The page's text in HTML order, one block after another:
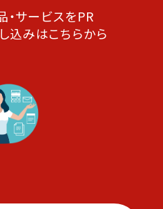
・サービスをPR
込みはこちらから